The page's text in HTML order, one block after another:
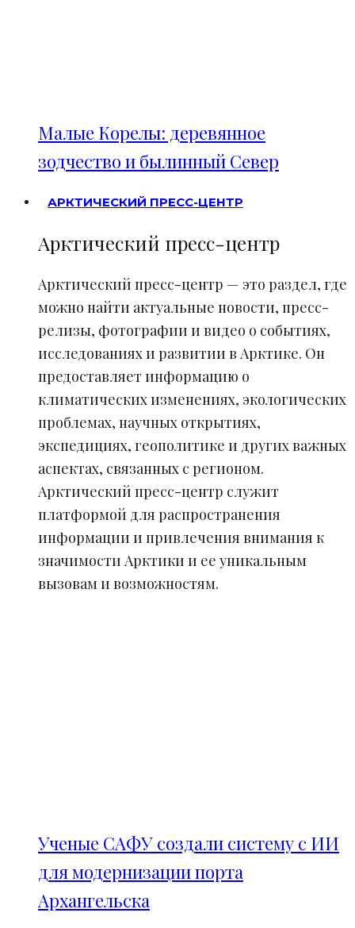
Малые Корелы: деревянное
зодчество и былинный Север
АРКТИЧЕСКИЙ ПРЕСС-ЦЕНТР
Арктический пресс-центр
Арктический пресс-центр — это раздел, где
можно найти актуальные новости, пресс-
релизы, фотографии и видео о событиях,
исследованиях и развитии в Арктике. Он
предоставляет информацию о
климатических изменениях, экологических
проблемах, научных открытиях,
экспедициях, геополитике и других важных
аспектах, связанных с регионом.
Арктический пресс-центр служит
платформой для распространения
информации и привлечения внимания к
значимости Арктики и ее уникальным
вызовам и возможностям.
Ученые САФУ создали систему с ИИ
для модернизации порта
Архангельска